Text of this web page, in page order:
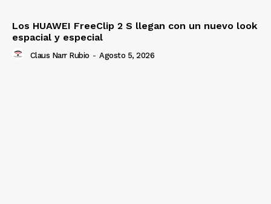
Los HUAWEI FreeClip 2 S llegan con un nuevo look
espacial y especial
Claus Narr Rubio - Agosto 5, 2026